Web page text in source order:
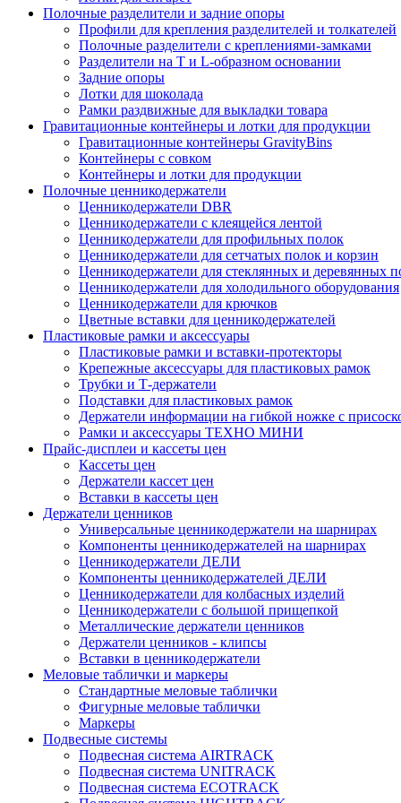
Полочные разделители и задние опоры
Профили для крепления разделителей и толкателей
Полочные разделители с креплениями-замками
Разделители на Т и L-образном основании
Задние опоры
Лотки для шоколада
Рамки раздвижные для выкладки товара
Гравитационные контейнеры и лотки для продукции
Гравитационные контейнеры GravityBins
Контейнеры с совком
Контейнеры и лотки для продукции
Полочные ценникодержатели
Ценникодержатели DBR
Ценникодержатели с клеящейся лентой
Ценникодержатели для профильных полок
Ценникодержатели для сетчатых полок и корзин
Ценникодержатели для стеклянных и деревянных
Ценникодержатели для холодильного оборудования
Ценникодержатели для крючков
Цветные вставки для ценникодержателей
Пластиковые рамки и аксессуары
Пластиковые рамки и вставки-протекторы
Крепежные аксессуары для пластиковых рамок
Трубки и Т-держатели
Подставки для пластиковых рамок
Держатели информации на гибкой ножке с
Рамки и аксессуары ТЕХНО МИНИ
Прайс-дисплеи и кассеты цен
Кассеты цен
Держатели кассет цен
Вставки в кассеты цен
Держатели ценников
Универсальные ценникодержатели на шарнирах
Компоненты ценникодержателей на шарнирах
Ценникодержатели ДЕЛИ
Компоненты ценникодержателей ДЕЛИ
Ценникодержатели для колбасных изделий
Ценникодержатели с большой прищепкой
Металлические держатели ценников
Держатели ценников - клипсы
Вставки в ценникодержатели
Меловые таблички и маркеры
Стандартные меловые таблички
Фигурные меловые таблички
Маркеры
Подвесные системы
Подвесная система AIRTRACK
Подвесная система UNITRACK
Подвесная система ECOTRACK